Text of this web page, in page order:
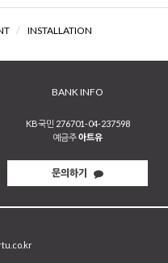
/ INSTALLATION
BANK INFO
KB국민 276701-04-237598
예금주아트유
문의하기